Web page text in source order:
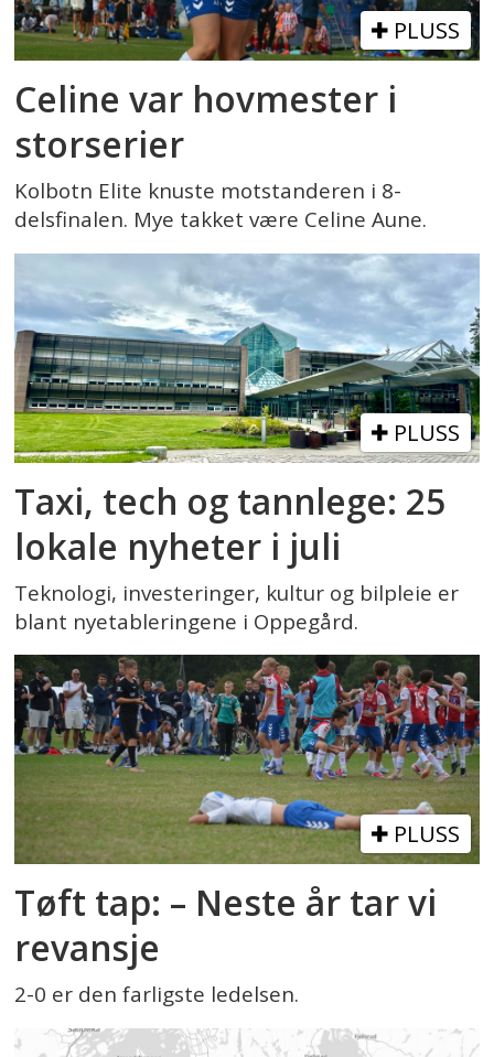
PLUSS
Celine var hovmester i
storserier
Kolbotn Elite knuste motstanderen i 8-
delsfinalen. Mye takket være Celine Aune.
PLUSS
Taxi, tech og tannlege: 25
lokale nyheter i juli
Teknologi, investeringer, kultur og bilpleie er
blant nyetableringene i Oppegård.
PLUSS
Tøft tap: – Neste år tar vi
revansje
2-0 er den farligste ledelsen.